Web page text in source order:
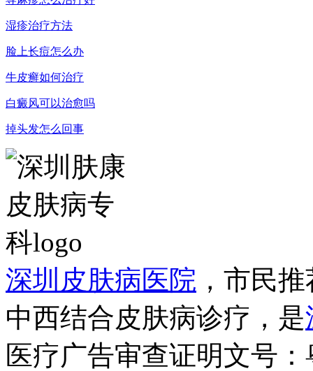
湿疹治疗方法
脸上长痘怎么办
牛皮癣如何治疗
白癜风可以治愈吗
掉头发怎么回事
深圳皮肤病医院 ，市民
中西结合皮肤病诊疗，是
医疗广告审查证明文号